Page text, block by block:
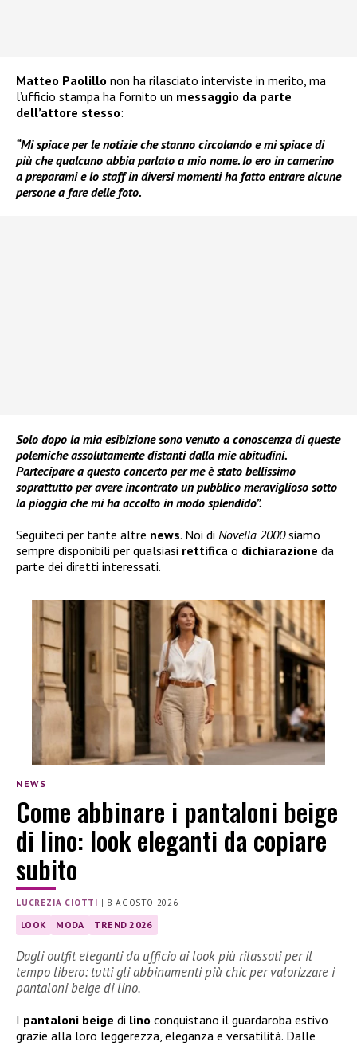
Matteo Paolillo non ha rilasciato interviste in merito, ma
l’ufficio stampa ha fornito un messaggio da parte
dell’attore stesso:
“Mi spiace per le notizie che stanno circolando e mi spiace di
più che qualcuno abbia parlato a mio nome. Io ero in camerino
a preparami e lo staff in diversi momenti ha fatto entrare alcune
persone a fare delle foto.
Solo dopo la mia esibizione sono venuto a conoscenza di queste
polemiche assolutamente distanti dalla mie abitudini.
Partecipare a questo concerto per me è stato bellissimo
soprattutto per avere incontrato un pubblico meraviglioso sotto
la pioggia che mi ha accolto in modo splendido”.
Seguiteci per tante altre news. Noi di Novella 2000siamo
sempre disponibili per qualsiasi rettifica o dichiarazione da
parte dei diretti interessati.
NEWS
Come abbinare i pantaloni beige
di lino: look eleganti da copiare
subito
LUCREZIA CIOTTI | 8 AGOSTO 2026
LOOK MODA TREND 2026
Dagli outfit eleganti da ufficio ai look più rilassati per il
tempo libero: tutti gli abbinamenti più chic per valorizzare i
pantaloni beige di lino.
I pantaloni beige di lino conquistano il guardaroba estivo
grazie alla loro leggerezza, eleganza e versatilità. Dalle